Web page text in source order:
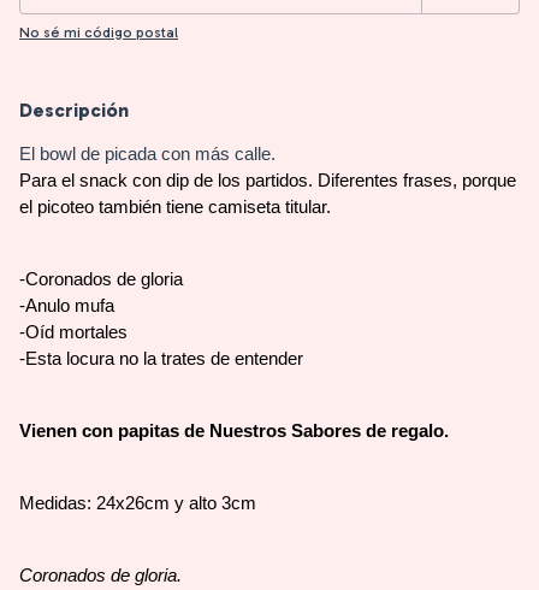
No sé mi código postal
Descripción
El bowl de picada con más calle.
Para el snack con dip de los partidos. Diferentes frases, porque
el picoteo también tiene camiseta titular.
-Coronados de gloria
-Anulo mufa
-Oíd mortales
-Esta locura no la trates de entender
Vienen con papitas de Nuestros Sabores de regalo.
Medidas: 24x26cm y alto 3cm
Coronados de gloria.